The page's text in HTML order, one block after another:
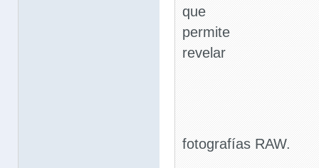
que
permite
revelar
fotografías RAW.